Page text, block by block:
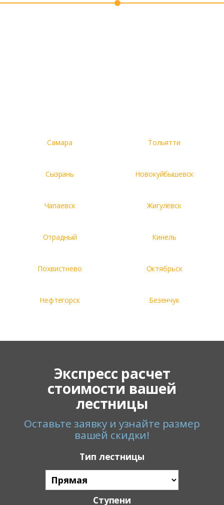
Самара Тольятти
Сызрань Новокуйбышевск
Чапаевск Жигулёвск
Отрадный Кинель
Похвистнево Октябрьск
Нефтегорск Безенчук
Экспресс расчет
стоимости вашей
лестницы
Оставьте заявку и узнайте размер
вашей скидки!
Тип лестницы
Ступени